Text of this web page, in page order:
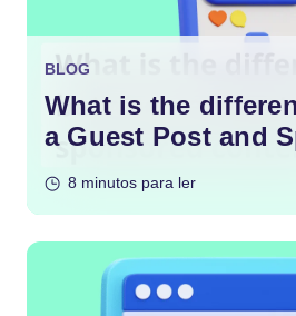
BLOG
What is the
a Guest Post and
8 minutos para ler